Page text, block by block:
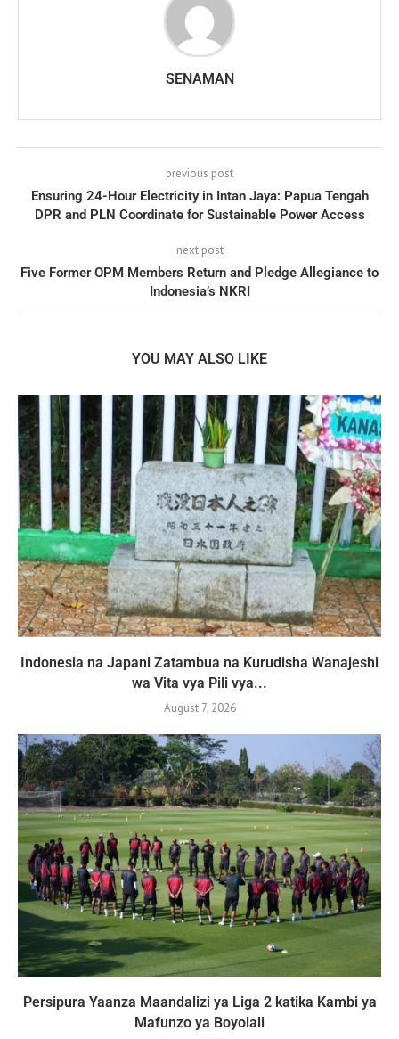
SENAMAN
previous post
Ensuring 24-Hour Electricity in Intan Jaya: Papua Tengah
DPR and PLN Coordinate for Sustainable Power Access
next post
Five Former OPM Members Return and Pledge Allegiance to
Indonesia’s NKRI
YOU MAY ALSO LIKE
Indonesia na Japani Zatambua na Kurudisha Wanajeshi
wa Vita vya Pili vya...
August 7, 2026
Persipura Yaanza Maandalizi ya Liga 2 katika Kambi ya
Mafunzo ya Boyolali